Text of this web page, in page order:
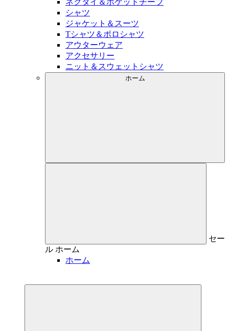
シャツ
ジャケット＆スーツ
Tシャツ＆ポロシャツ
アウターウェア
アクセサリー
ニット＆スウェットシャツ
ホーム
セー
ル ホーム
ホーム